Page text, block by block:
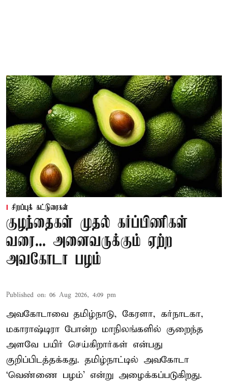
சிறப்புக் கட்டுரைகள்
குழந்தைகள் முதல் கர்ப்பிணிகள்
வரை... அனைவருக்கும் ஏற்ற
அவகோடா பழம்
Published on: 06 Aug 2026, 4:09 pm
அவகோடாவை தமிழ்நாடு, கேரளா, கர்நாடகா,
மகாராஷ்டிரா போன்ற மாநிலங்களில் குறைந்த
அளவே பயிர் செய்கிறார்கள் என்பது
குறிப்பிடத்தக்கது. தமிழ்நாட்டில் அவகோடா
‘வெண்ணை பழம்’ என்று அழைக்கப்படுகிறது.